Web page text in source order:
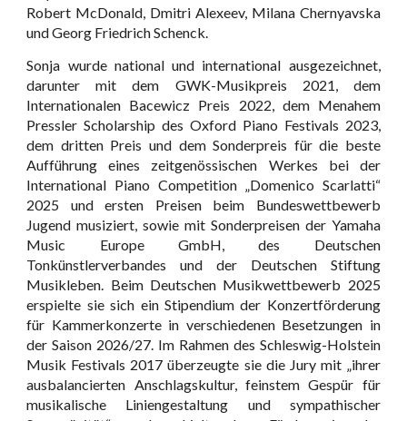
Robert McDonald, Dmitri Alexeev, Milana Chernyavska
und Georg Friedrich Schenck.
Sonja wurde national und international ausgezeichnet,
darunter mit dem GWK-Musikpreis 2021, dem
Internationalen Bacewicz Preis 2022, dem Menahem
Pressler Scholarship des Oxford Piano Festivals 2023,
dem dritten Preis und dem Sonderpreis für die beste
Aufführung eines zeitgenössischen Werkes bei der
International Piano Competition „Domenico Scarlatti“
2025 und ersten Preisen beim Bundeswettbewerb
Jugend musiziert, sowie mit Sonderpreisen der Yamaha
Music Europe GmbH, des Deutschen
Tonkünstlerverbandes und der Deutschen Stiftung
Musikleben. Beim Deutschen Musikwettbewerb 2025
erspielte sie sich ein Stipendium der Konzertförderung
für Kammerkonzerte in verschiedenen Besetzungen in
der Saison 2026/27. Im Rahmen des Schleswig-Holstein
Musik Festivals 2017 überzeugte sie die Jury mit „ihrer
ausbalancierten Anschlagskultur, feinstem Gespür für
musikalische Liniengestaltung und sympathischer